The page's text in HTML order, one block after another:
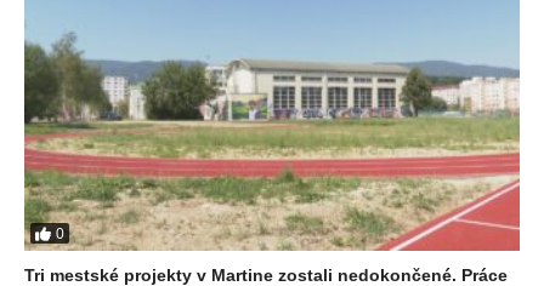
0
Tri mestské projekty v Martine zostali nedokončené. Práce